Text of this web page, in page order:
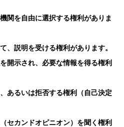
関を自由に選択する権利がありま
、説明を受ける権利があります。
開示され、必要な情報を得る権利
あるいは拒否する権利（自己決定
セカンドオピニオン）を聞く権利